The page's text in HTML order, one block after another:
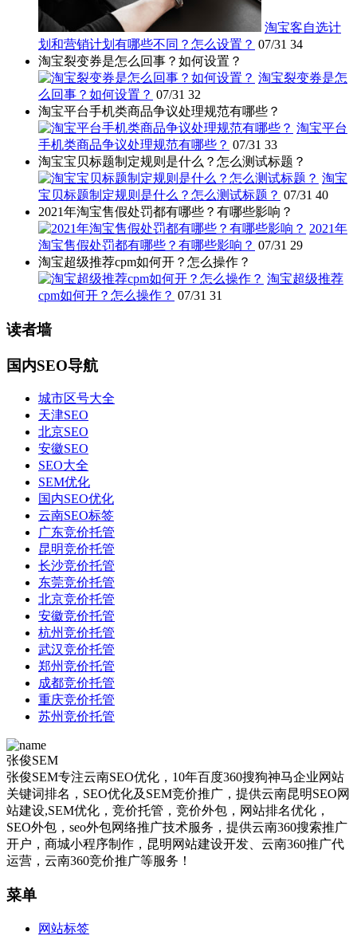
淘宝客自选计
划和营销计划有哪些不同？怎么设置？ 07/31 34
淘宝裂变券是怎么回事？如何设置？
淘宝裂变券是怎
么回事？如何设置？ 07/31 32
淘宝平台手机类商品争议处理规范有哪些？
淘宝平台
手机类商品争议处理规范有哪些？ 07/31 33
淘宝宝贝标题制定规则是什么？怎么测试标题？
淘宝
宝贝标题制定规则是什么？怎么测试标题？ 07/31 40
2021年淘宝售假处罚都有哪些？有哪些影响？
2021年
淘宝售假处罚都有哪些？有哪些影响？ 07/31 29
淘宝超级推荐cpm如何开？怎么操作？
淘宝超级推荐
cpm如何开？怎么操作？ 07/31 31
读者墙
国内SEO导航
城市区号大全
天津SEO
北京SEO
安徽SEO
SEO大全
SEM优化
国内SEO优化
云南SEO标签
广东竞价托管
昆明竞价托管
长沙竞价托管
东莞竞价托管
北京竞价托管
安徽竞价托管
杭州竞价托管
武汉竞价托管
郑州竞价托管
成都竞价托管
重庆竞价托管
苏州竞价托管
张俊SEM
张俊SEM专注云南SEO优化，10年百度360搜狗神马企业网站
关键词排名，SEO优化及SEM竞价推广，提供云南昆明SEO网
站建设,SEM优化，竞价托管，竞价外包，网站排名优化，
SEO外包，seo外包网络推广技术服务，提供云南360搜索推广
开户，商城小程序制作，昆明网站建设开发、云南360推广代
运营，云南360竞价推广等服务！
菜单
网站标签